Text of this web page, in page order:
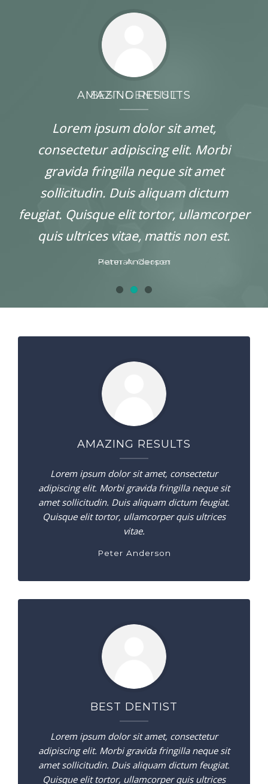
BEST DENTIST
Lorem ipsum dolor sit amet,
consectetur adipiscing elit. Morbi
gravida fringilla neque sit amet
sollicitudin. Duis aliquam dictum
feugiat. Quisque elit tortor, ullamcorper
quis ultrices vitae, mattis non est.
Hannah Cooper
AMAZING RESULTS
Lorem ipsum dolor sit amet,
consectetur adipiscing elit. Morbi
gravida fringilla neque sit amet
sollicitudin. Duis aliquam dictum
feugiat. Quisque elit tortor, ullamcorper
quis ultrices vitae, mattis non est.
Peter Anderson
AMAZING RESULTS
Lorem ipsum dolor sit amet, consectetur
adipiscing elit. Morbi gravida fringilla neque sit
amet sollicitudin. Duis aliquam dictum feugiat.
Quisque elit tortor, ullamcorper quis ultrices
vitae.
Peter Anderson
BEST DENTIST
Lorem ipsum dolor sit amet, consectetur
adipiscing elit. Morbi gravida fringilla neque sit
amet sollicitudin. Duis aliquam dictum feugiat.
Quisque elit tortor, ullamcorper quis ultrices